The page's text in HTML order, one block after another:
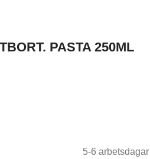
PASTA 250ML
5-6 arbetsdagar